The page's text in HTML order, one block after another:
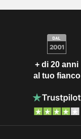
+ di 20 anni
al tuo fianco